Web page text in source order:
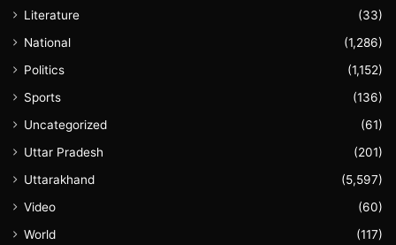
Literature
(33)
National
(1,286)
Politics
(1,152)
Sports
(136)
Uncategorized
(61)
Uttar Pradesh
(201)
Uttarakhand
(5,597)
Video
(60)
World
(117)